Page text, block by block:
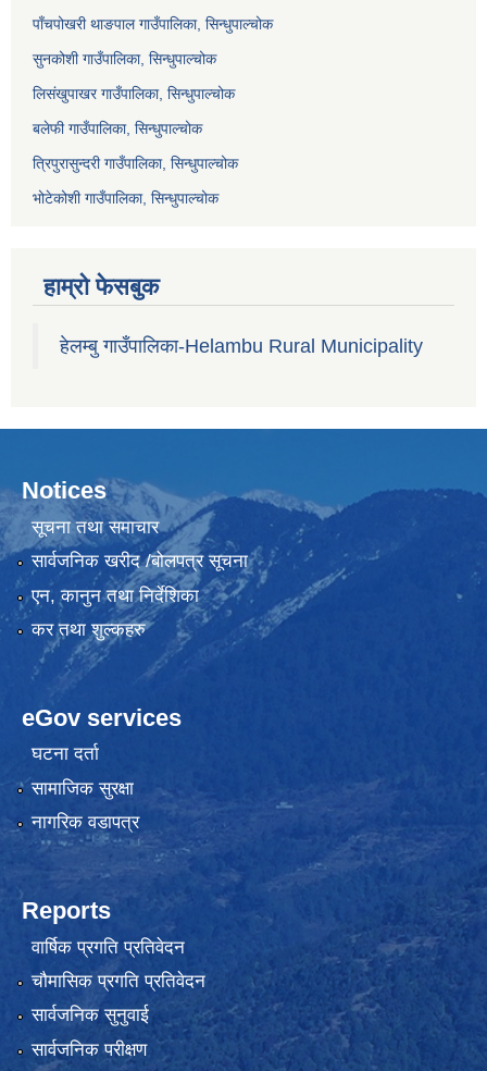
पाँचपोखरी थाङपाल गाउँपालिका, सिन्धुपाल्चोक
सुनकोशी गाउँपालिका, सिन्धुपाल्चोक
लिसंखुपाखर गाउँपालिका, सिन्धुपाल्चोक
बलेफी गाउँपालिका, सिन्धुपाल्चोक
त्रिपुरासुन्दरी गाउँपालिका, सिन्धुपाल्चोक
भोटेकोशी गाउँपालिका, सिन्धुपाल्चोक
हाम्रो फेसबुक
हेलम्बु गाउँपालिका-Helambu Rural Municipality
Notices
सूचना तथा समाचार
सार्वजनिक खरीद /बोलपत्र सूचना
एन, कानुन तथा निर्देशिका
कर तथा शुल्कहरु
eGov services
घटना दर्ता
सामाजिक सुरक्षा
नागरिक वडापत्र
Reports
वार्षिक प्रगति प्रतिवेदन
चौमासिक प्रगति प्रतिवेदन
सार्वजनिक सुनुवाई
सार्वजनिक परीक्षण